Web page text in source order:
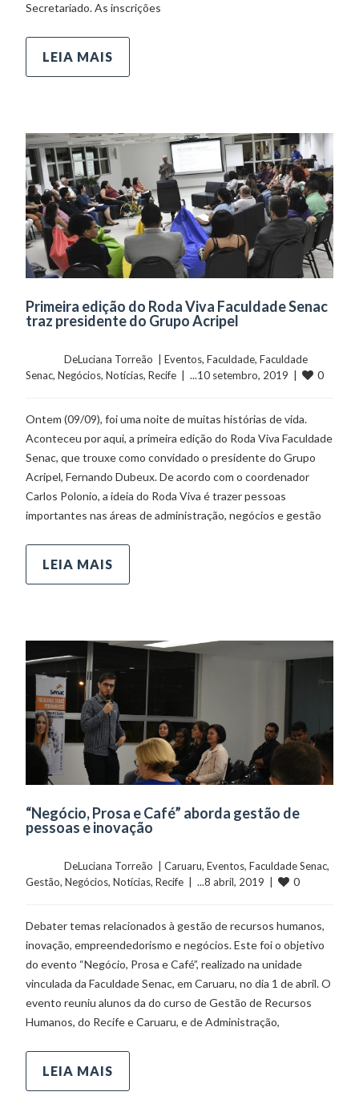
Secretariado. As inscrições
LEIA MAIS
Primeira edição do Roda Viva Faculdade Senac
traz presidente do Grupo Acripel
	    	DeLuciana Torreão  |
Eventos, Faculdade, Faculdade
Senac, Negócios, Notícias, Recife
  |  ...10 setembro, 2019  |
0
Ontem (09/09), foi uma noite de muitas histórias de vida.
Aconteceu por aqui, a primeira edição do Roda Viva Faculdade
Senac, que trouxe como convidado o presidente do Grupo
Acripel, Fernando Dubeux. De acordo com o coordenador
Carlos Polonio, a ideia do Roda Viva é trazer pessoas
importantes nas áreas de administração, negócios e gestão
LEIA MAIS
“Negócio, Prosa e Café” aborda gestão de
pessoas e inovação
	    	DeLuciana Torreão  |
Caruaru, Eventos, Faculdade Senac
Gestão, Negócios, Notícias, Recife
  |  ...8 abril, 2019  |
0
Debater temas relacionados à gestão de recursos humanos,
inovação, empreendedorismo e negócios. Este foi o objetivo
do evento “Negócio, Prosa e Café”, realizado na unidade
vinculada da Faculdade Senac, em Caruaru, no dia 1 de abril. O
evento reuniu alunos da do curso de Gestão de Recursos
Humanos, do Recife e Caruaru, e de Administração,
LEIA MAIS